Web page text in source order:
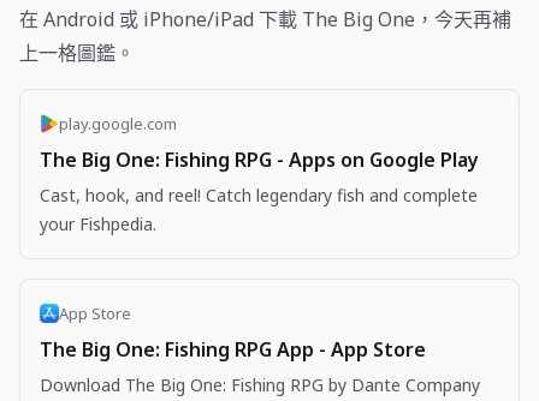
在 Android 或 iPhone/iPad 下載 The Big One，今天再補
上一格圖鑑。
play.google.com
The Big One: Fishing RPG - Apps on Google Play
Cast, hook, and reel! Catch legendary fish and complete
your Fishpedia.
App Store
The Big One: Fishing RPG App - App Store
Download The Big One: Fishing RPG by Dante Company